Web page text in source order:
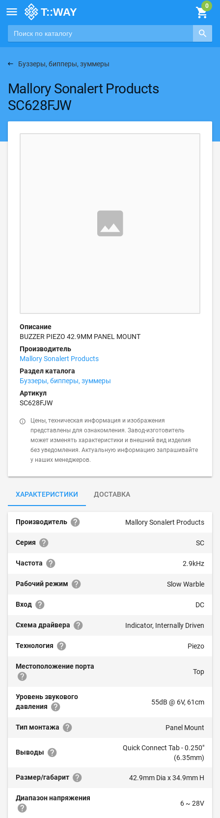

Буззеры, бипперы, зуммеры
Mallory Sonalert Products
SC628FJW
Описание
BUZZER PIEZO 42.9MM PANEL MOUNT
Производитель
Mallory Sonalert Products
Раздел каталога
Буззеры, бипперы, зуммеры
Артикул
SC628FJW
Цены, техническая информация и изображения
представлены для ознакомления. Завод-изготовитель
может изменять характеристики и внешний вид изделия
без уведомления. Актуальную информацию запрашивайте
у наших менеджеров.
ХАРАКТЕРИСТИКИ ДОСТАВКА
Производитель Mallory Sonalert Products
Серия SC
Частота 2.9kHz
Рабочий режим Slow Warble
Вход DC
Схема драйвера Indicator, Internally Driven
Технология Piezo
Местоположение порта
Top
Уровень звукового
давления
55dB @ 6V, 61cm
Тип монтажа Panel Mount
Выводы
Quick Connect Tab - 0.250"
(6.35mm)
Размер/габарит 42.9mm Dia x 34.9mm H
Диапазон напряжения
6 ~ 28V